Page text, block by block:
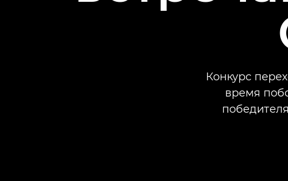
Конкурс
время